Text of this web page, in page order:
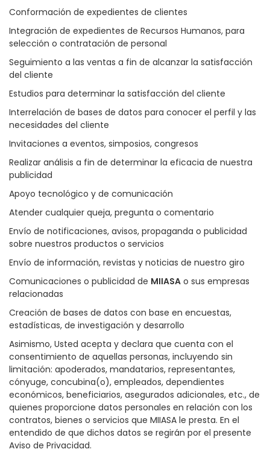
Conformación de expedientes de clientes
Integración de expedientes de Recursos Humanos, para
selección o contratación de personal
Seguimiento a las ventas a fin de alcanzar la satisfacción
del cliente
Estudios para determinar la satisfacción del cliente
Interrelación de bases de datos para conocer el perfil y las
necesidades del cliente
Invitaciones a eventos, simposios, congresos
Realizar análisis a fin de determinar la eficacia de nuestra
publicidad
Apoyo tecnológico y de comunicación
Atender cualquier queja, pregunta o comentario
Envío de notificaciones, avisos, propaganda o publicidad
sobre nuestros productos o servicios
Envío de información, revistas y noticias de nuestro giro
Comunicaciones o publicidad de MIIASA o sus empresas
relacionadas
Creación de bases de datos con base en encuestas,
estadísticas, de investigación y desarrollo
Asimismo, Usted acepta y declara que cuenta con el
consentimiento de aquellas personas, incluyendo sin
limitación: apoderados, mandatarios, representantes,
cónyuge, concubina(o), empleados, dependientes
económicos, beneficiarios, asegurados adicionales, etc., de
quienes proporcione datos personales en relación con los
contratos, bienes o servicios que MIIASA le presta. En el
entendido de que dichos datos se regirán por el presente
Aviso de Privacidad.